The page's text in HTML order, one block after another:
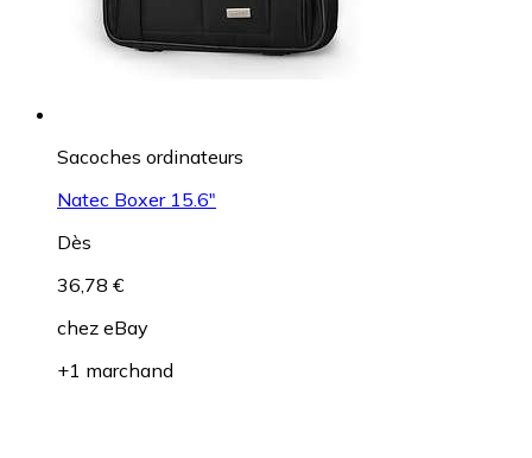
Sacoches ordinateurs
Natec Boxer 15.6"
Dès
36,78 €
chez eBay
+1 marchand